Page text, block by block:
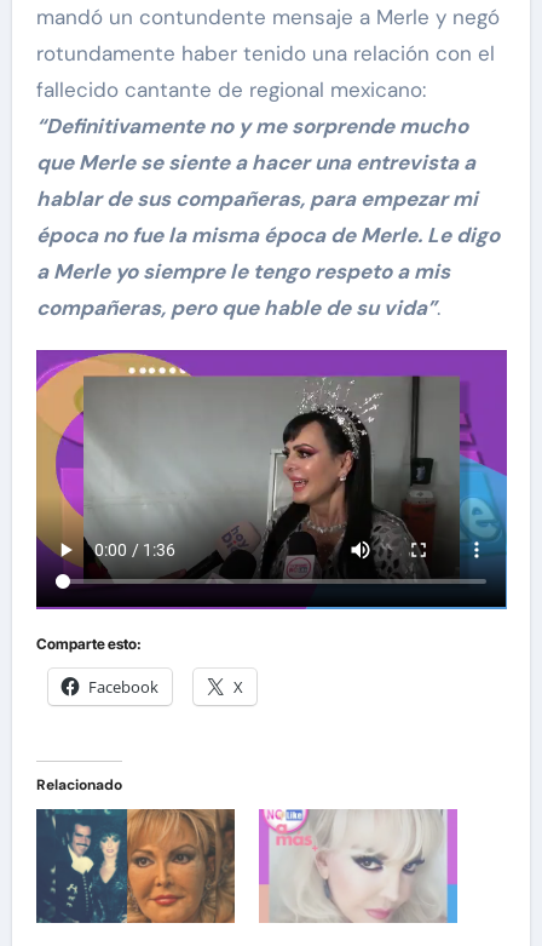
mandó un contundente mensaje a Merle y negó
rotundamente haber tenido una relación con el
fallecido cantante de regional mexicano:
“Definitivamente no y me sorprende mucho
que Merle se siente a hacer una entrevista a
hablar de sus compañeras, para empezar mi
época no fue la misma época de Merle. Le digo
a Merle yo siempre le tengo respeto a mis
compañeras, pero que hable de su vida”.
Comparte esto:
Facebook X
Relacionado